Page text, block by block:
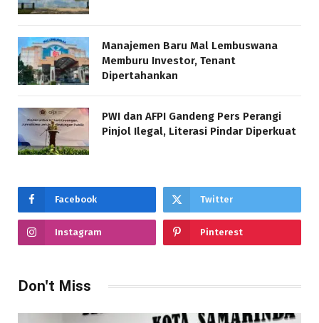
Manajemen Baru Mal Lembuswana
Memburu Investor, Tenant
Dipertahankan
PWI dan AFPI Gandeng Pers Perangi
Pinjol Ilegal, Literasi Pindar Diperkuat
Facebook Twitter
Instagram Pinterest
Don't Miss